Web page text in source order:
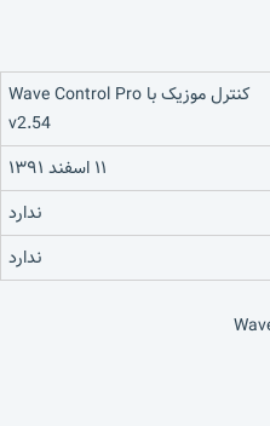
کنترل موزیک با Wave Control Pro
v2.54
۱۱ اسفند ۱۳۹۱
ندارد
ندارد